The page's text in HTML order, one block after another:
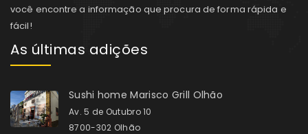
você encontre a informação que procura de forma rápida e
fácil!
As últimas adições
Sushi home Marisco Grill Olhão
Av. 5 de Outubro 10
8700-302 Olhão